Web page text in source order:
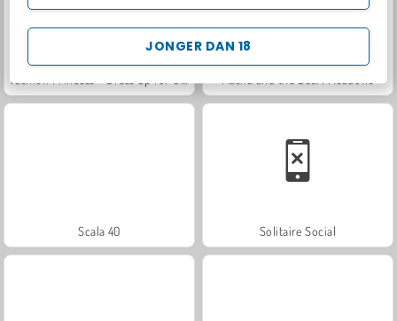
JONGER DAN 18
Scala 40 Solitaire Social